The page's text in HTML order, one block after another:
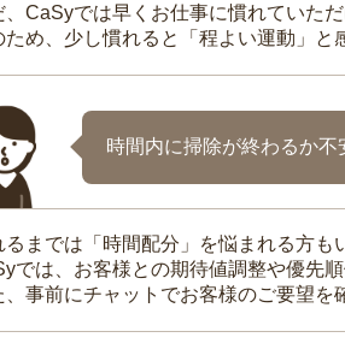
、CaSyでは早くお仕事に慣れていた
ため、少し慣れると「程よい運動」と
時間内に掃除が終わるか
るまでは「時間配分」を悩まれる方も
では、お客様との期待値調整や優先
、事前にチャットでお客様のご要望を